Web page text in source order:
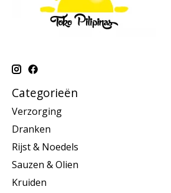
Categorieën
Verzorging
Dranken
Rijst & Noedels
Sauzen & Olien
Kruiden